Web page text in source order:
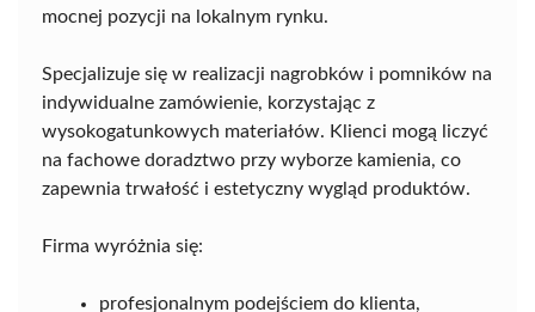
mocnej pozycji na lokalnym rynku.
Specjalizuje się w realizacji nagrobków i pomników na
indywidualne zamówienie, korzystając z
wysokogatunkowych materiałów. Klienci mogą liczyć
na fachowe doradztwo przy wyborze kamienia, co
zapewnia trwałość i estetyczny wygląd produktów.
Firma wyróżnia się:
profesjonalnym podejściem do klienta,